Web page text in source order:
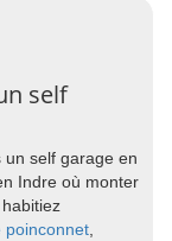
self
self garage en
Indre où monter
poinconnet,